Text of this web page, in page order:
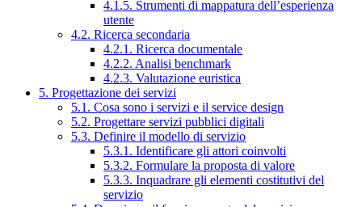
4.1.5. Strumenti di mappatura dell’esperienza
utente
4.2. Ricerca secondaria
4.2.1. Ricerca documentale
4.2.2. Analisi benchmark
4.2.3. Valutazione euristica
5. Progettazione dei servizi
5.1. Cosa sono i servizi e il service design
5.2. Progettare servizi pubblici digitali
5.3. Definire il modello di servizio
5.3.1. Identificare gli attori coinvolti
5.3.2. Formulare la proposta di valore
5.3.3. Inquadrare gli elementi costitutivi del
servizio